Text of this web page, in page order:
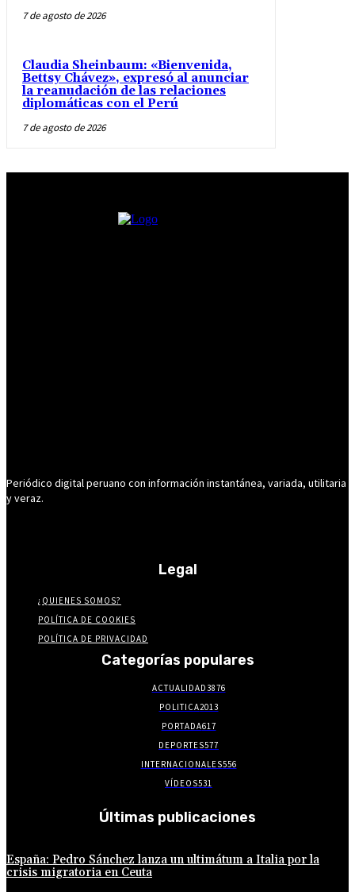
7 de agosto de 2026
Claudia Sheinbaum: «Bienvenida,
Bettsy Chávez», expresó al anunciar
la reanudación de las relaciones
diplomáticas con el Perú
7 de agosto de 2026
Periódico digital peruano con información instantánea, variada, utilitaria
y veraz.
Legal
¿QUIENES SOMOS?
POLÍTICA DE COOKIES
POLÍTICA DE PRIVACIDAD
Categorías populares
ACTUALIDAD3876
POLITICA2013
PORTADA617
DEPORTES577
INTERNACIONALES556
VÍDEOS531
Últimas publicaciones
España: Pedro Sánchez lanza un ultimátum a Italia por la
crisis migratoria en Ceuta